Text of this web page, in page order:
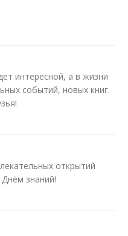
интересной, а в жизни
событий, новых книг.
открытий
знаний!